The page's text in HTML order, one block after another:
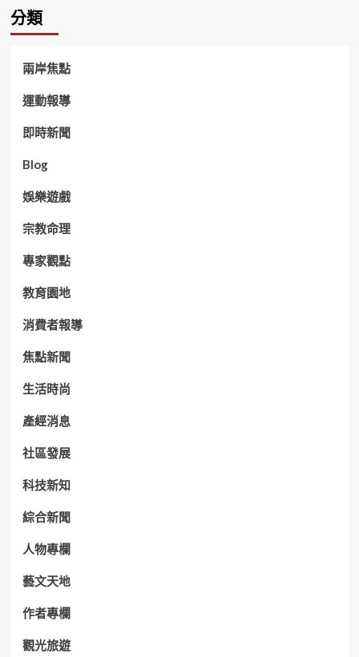
分類
兩岸焦點
運動報導
即時新聞
Blog
娛樂遊戲
宗教命理
專家觀點
教育園地
消費者報導
焦點新聞
生活時尚
產經消息
社區發展
科技新知
綜合新聞
人物專欄
藝文天地
作者專欄
觀光旅遊